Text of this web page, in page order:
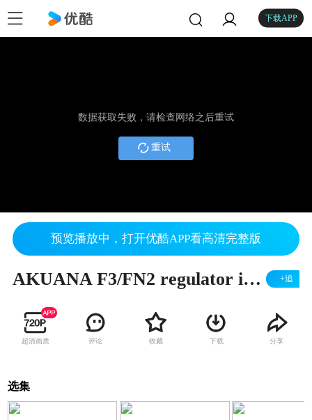
下载APP
数据获取失败，请检查网络之后重试
重试
预览播放中，打开优酷APP看高清完整版
AKUANA F3/FN2 regulator introduction +追
超清画质 评论 收藏 下载 分享
选集